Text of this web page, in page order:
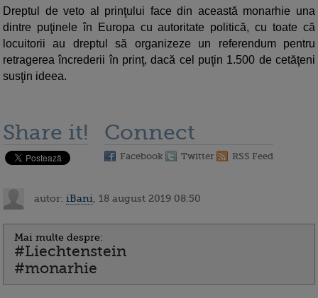
Dreptul de veto al prinţului face din această monarhie una
dintre puţinele în Europa cu autoritate politică, cu toate că
locuitorii au dreptul să organizeze un referendum pentru
retragerea încrederii în prinţ, dacă cel puţin 1.500 de cetăţeni
susţin ideea.
Share it! Connect
Facebook Twitter RSS Feed
autor: iBani , 18 august 2019 08:50
Mai multe despre:
#Liechtenstein
#monarhie